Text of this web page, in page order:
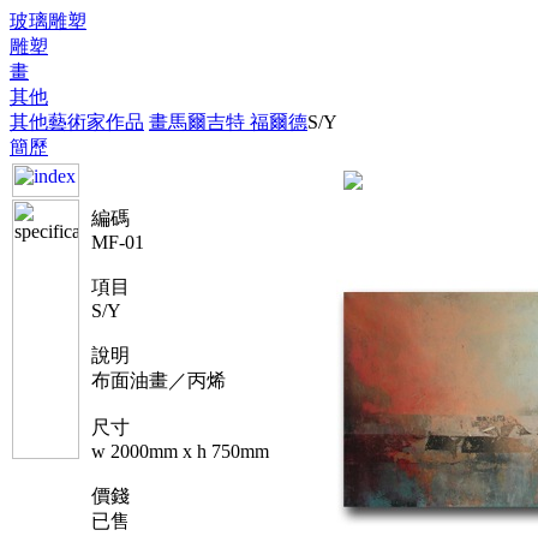
玻璃雕塑
雕塑
畫
其他
其他藝術家作品 畫馬爾吉特 福爾德S/Y
簡歷
編碼
MF-01
項目
S/Y
說明
布面油畫／丙烯
尺寸
w 2000mm x h 750mm
價錢
已售